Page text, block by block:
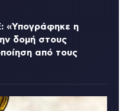
«Υπογράφηκε η
δομή στους
από τους